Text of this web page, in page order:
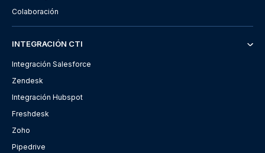
Colaboración
INTEGRACIÓN CTI
Integración Salesforce
Zendesk
Integración Hubspot
Freshdesk
Zoho
Pipedrive